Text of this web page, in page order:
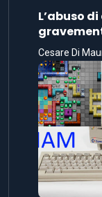
L’abuso
Cesare Di